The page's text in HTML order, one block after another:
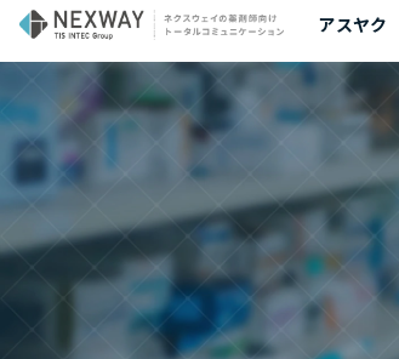
アスヤク